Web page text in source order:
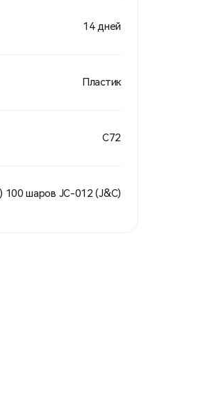
14 дней
Пластик
C72
шаров JC-012 (J&C)